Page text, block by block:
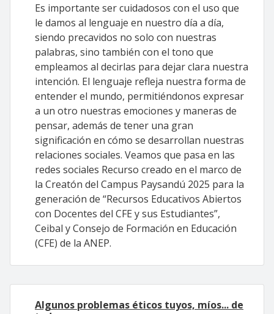
Es importante ser cuidadosos con el uso que
le damos al lenguaje en nuestro día a día,
siendo precavidos no solo con nuestras
palabras, sino también con el tono que
empleamos al decirlas para dejar clara nuestra
intención. El lenguaje refleja nuestra forma de
entender el mundo, permitiéndonos expresar
a un otro nuestras emociones y maneras de
pensar, además de tener una gran
significación en cómo se desarrollan nuestras
relaciones sociales. Veamos que pasa en las
redes sociales Recurso creado en el marco de
la Creatón del Campus Paysandú 2025 para la
generación de “Recursos Educativos Abiertos
con Docentes del CFE y sus Estudiantes”,
Ceibal y Consejo de Formación en Educación
(CFE) de la ANEP.
Algunos problemas éticos tuyos, míos... de